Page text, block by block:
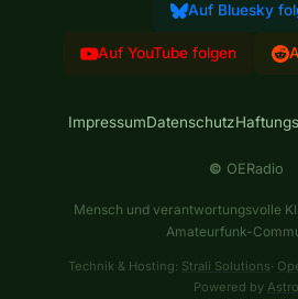
Auf Bluesky
Auf YouTube folgen
ImpressumDatenschutz
© OERadio
Mensch und verantwortungsvolle
Amateurfunk-
Technik & Hosting: Strali Solutions·
Powered by Astro